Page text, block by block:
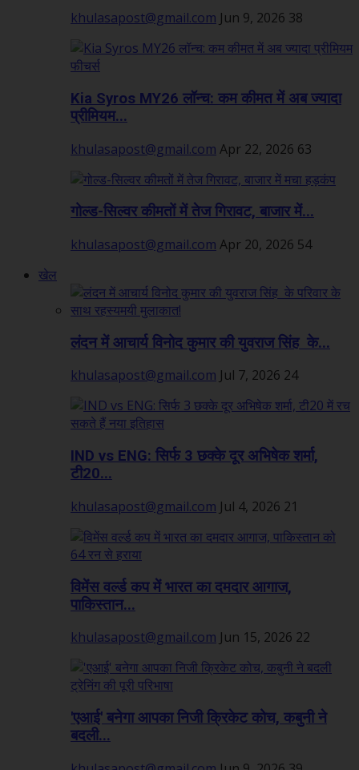
khulasapost@gmail.com Jun 9, 2026 38
Kia Syros MY26 लॉन्च: कम कीमत में अब ज्यादा
प्रीमियम...
khulasapost@gmail.com Apr 22, 2026 63
गोल्ड-सिल्वर कीमतों में तेज गिरावट, बाजार में...
khulasapost@gmail.com Apr 20, 2026 54
खेल
लंदन में आचार्य विनोद कुमार की युवराज सिंह के...
khulasapost@gmail.com Jul 7, 2026 24
IND vs ENG: सिर्फ 3 छक्के दूर अभिषेक शर्मा,
टी20...
khulasapost@gmail.com Jul 4, 2026 21
विमेंस वर्ल्ड कप में भारत का दमदार आगाज,
पाकिस्तान...
khulasapost@gmail.com Jun 15, 2026 22
'एआई' बनेगा आपका निजी क्रिकेट कोच, कबुनी ने
बदली...